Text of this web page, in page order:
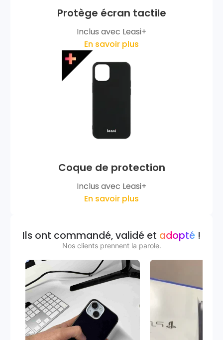
Protège écran tactile
Inclus avec Leasi+
En savoir plus
Coque de protection
Inclus avec Leasi+
En savoir plus
Ils ont commandé, validé et adopté !
Nos clients prennent la parole.